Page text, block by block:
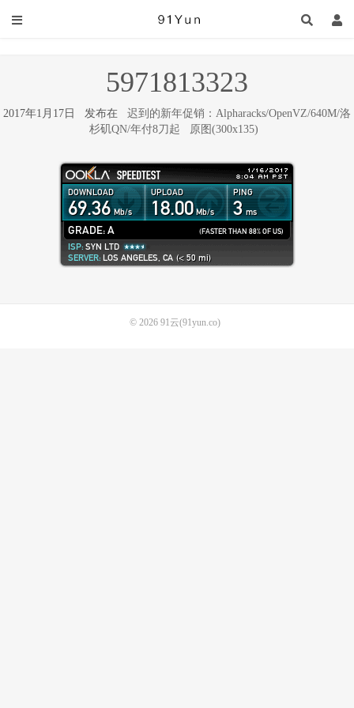
5971813323
2017年1月17日 发布在 迟到的新年促销：Alpharacks/OpenVZ/640M/洛
杉矶QN/年付8刀起
原图(300x135)
© 2026 91云(91yun.co)